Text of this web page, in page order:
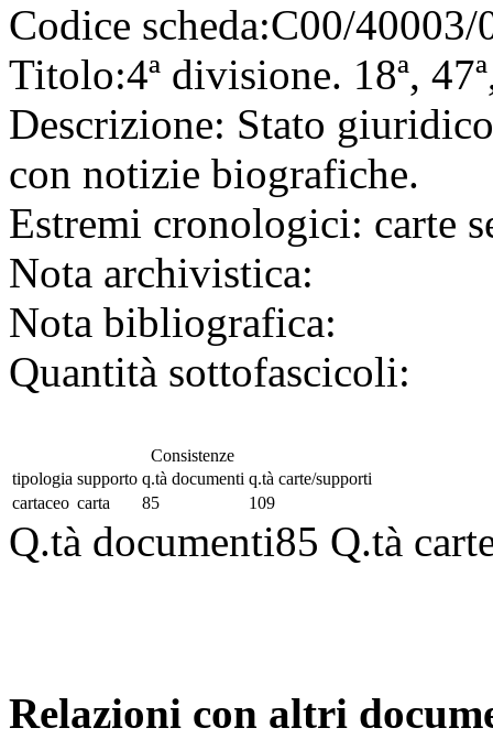
Codice scheda:C00/40003/
Titolo:4ª divisione. 18ª,
Descrizione: Stato
con notizie biografiche.
Estremi cronologici: carte
Nota archivistica:
Nota bibliografica:
Quantità sottofascicoli:
Consistenze
tipologia supporto q.tà documenti q.tà carte/supporti
cartaceo carta 85 109
Q.tà documenti85 Q.tà
Relazioni con altri